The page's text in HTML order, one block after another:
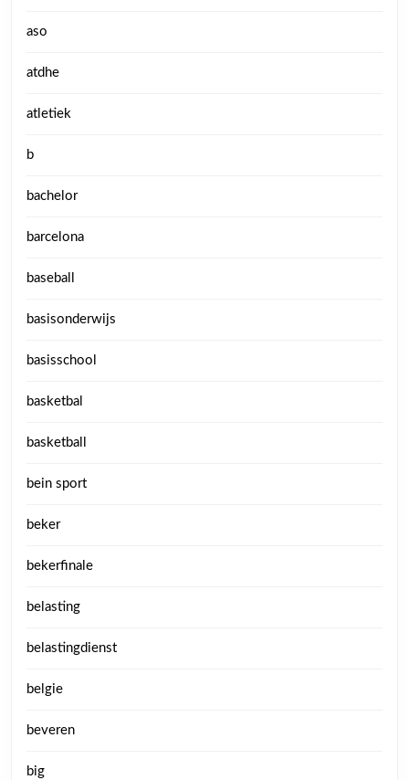
aso
atdhe
atletiek
b
bachelor
barcelona
baseball
basisonderwijs
basisschool
basketbal
basketball
bein sport
beker
bekerfinale
belasting
belastingdienst
belgie
beveren
big